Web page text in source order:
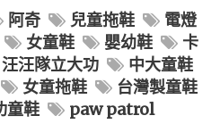
阿奇 兒童拖鞋
電燈
女童鞋 嬰幼鞋
卡
汪汪隊立大功
中大童鞋
女童拖鞋
台灣製童鞋
童鞋
paw patrol